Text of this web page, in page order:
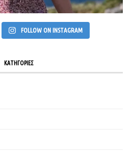
FOLLOW ON INSTAGRAM
ΚΑΤΗΓΟΡΙΕΣ